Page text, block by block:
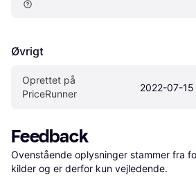
Øvrigt
Oprettet på
PriceRunner
2022-07-15
Feedback
Ovenstående oplysninger stammer fra
kilder og er derfor kun vejledende.